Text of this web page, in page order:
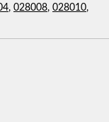
, 028008, 028010,